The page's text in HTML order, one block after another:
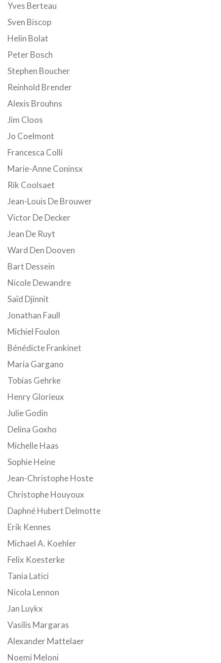
Yves Berteau
Sven Biscop
Helin Bolat
Peter Bosch
Stephen Boucher
Reinhold Brender
Alexis Brouhns
Jim Cloos
Jo Coelmont
Francesca Colli
Marie-Anne Coninsx
Rik Coolsaet
Jean-Louis De Brouwer
Victor De Decker
Jean De Ruyt
Ward Den Dooven
Bart Dessein
Nicole Dewandre
Saïd Djinnit
Jonathan Faull
Michiel Foulon
Bénédicte Frankinet
Maria Gargano
Tobias Gehrke
Henry Glorieux
Julie Godin
Delina Goxho
Michelle Haas
Sophie Heine
Jean-Christophe Hoste
Christophe Houyoux
Daphné Hubert Delmotte
Erik Kennes
Michael A. Koehler
Felix Koesterke
Tania Latici
Nicola Lennon
Jan Luykx
Vasilis Margaras
Alexander Mattelaer
Noemi Meloni